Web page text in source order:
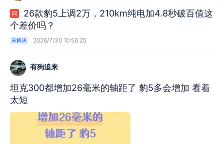
问
26款豹5上调2万，210km纯电加4.8秒破百值这
个差价吗？
未解决 2026/7/30 10:56:25
有狗追来
坦克300都增加26毫米的轴距了 豹5多会增加 看着
太短